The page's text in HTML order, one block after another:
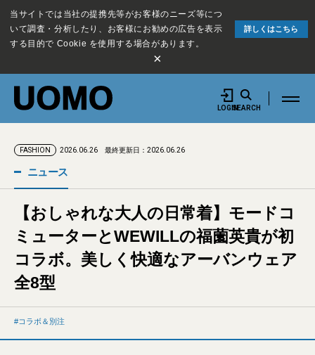
当サイトでは当社の提携先等がお客様のニーズ等につ
いて調査・分析したり、お客様にお勧めの広告を表示
する目的で Cookie を使用する場合があります。
詳しくはこちら
×
LOGINSEARCH
FASHION 2026.06.26 最終更新日：2026.06.26
ニュース
【おしゃれな大人の日常着】モードコ
ミューターとWEWILLの福薗英貴が初
コラボ。美しく快適なアーバンウェア
全8型
コラボ＆別注